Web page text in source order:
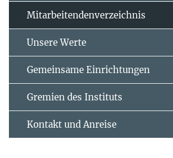
Mitarbeitendenverzeichnis
Unsere Werte
Gemeinsame Einrichtungen
Gremien des Instituts
Kontakt und Anreise